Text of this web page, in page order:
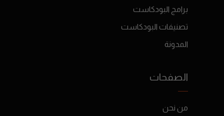
برامج البودكاست
تصنيفات البودكاست
المدونة
الصفحات
من نحن